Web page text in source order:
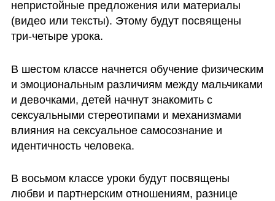
непристойные предложения или материалы
(видео или тексты). Этому будут посвящены
три-четыре урока.
В шестом классе начнется обучение физическим
и эмоциональным различиям между мальчиками
и девочками, детей начнут знакомить с
сексуальными стереотипами и механизмами
влияния на сексуальное самосознание и
идентичность человека.
В восьмом классе уроки будут посвящены
любви и партнерским отношениям, разнице